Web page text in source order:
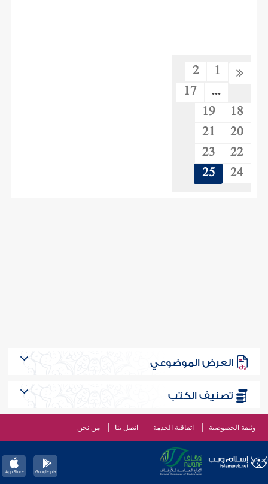
1
2
...
17
18
19
20
21
22
23
24
25
العرض الموضوعي
تصنيف الكتب
وثيقة الخصوصية اتفاقية الخدمة اتصل بنا من نحن